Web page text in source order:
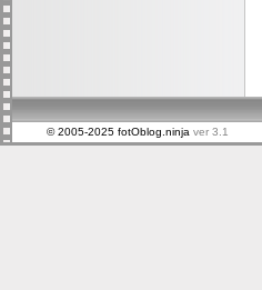
© 2005-2025 fotOblog.ninja ver 3.1